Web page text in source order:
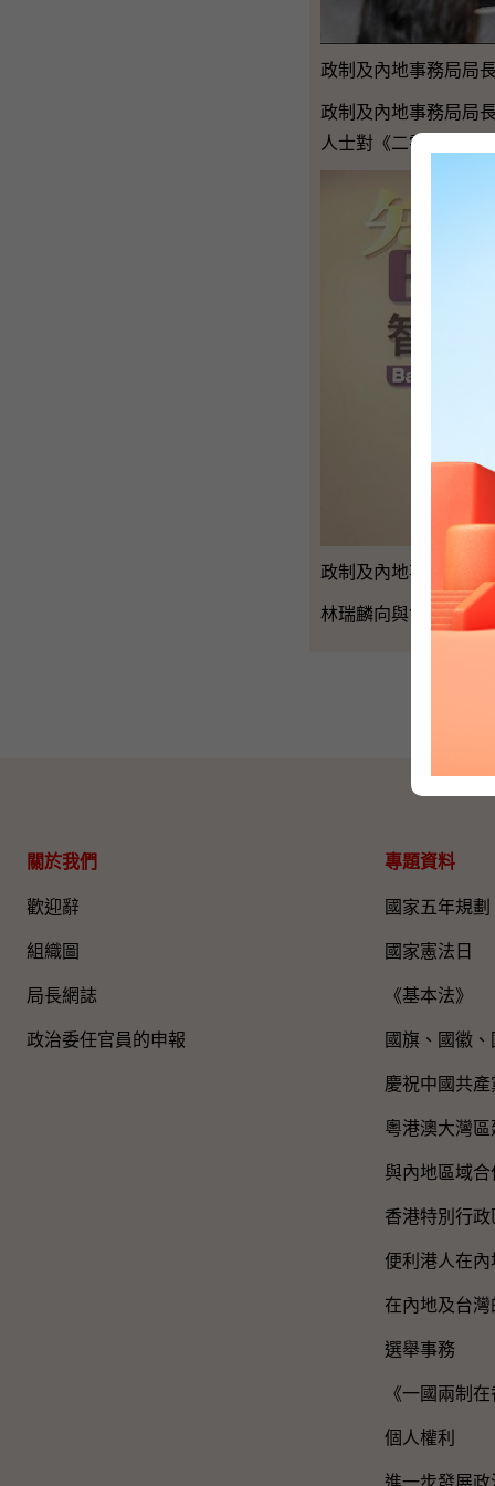
政制及內地事務局局
政制及內地事務局局
人士對《二零一二年
政制及內地事務局局
林瑞麟向與會人士簡
關於我們
歡迎辭
組織圖​
局長網誌
政治委任官員的申報
專題資料
國家五年規劃
國家憲法日
《基本法》
國旗、國徽、
慶祝中國共
粵港澳大灣區
與內地區域合
香港特別行
便利港人在
在內地及台
選舉事務
《一國兩制
個人權利